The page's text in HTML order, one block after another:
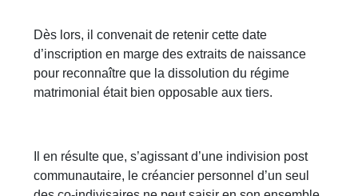
Dès lors, il convenait de retenir cette date
d’inscription en marge des extraits de naissance
pour reconnaître que la dissolution du régime
matrimonial était bien opposable aux tiers.
Il en résulte que, s’agissant d’une indivision post
communautaire, le créancier personnel d’un seul